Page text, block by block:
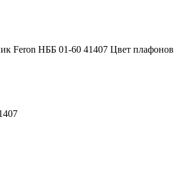
Feron НББ 01-60 41407 Цвет плафонов